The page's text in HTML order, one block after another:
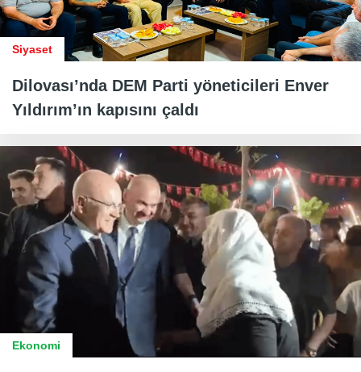
Siyaset
Dilovası’nda DEM Parti yöneticileri Enver
Yıldırım’ın kapısını çaldı
Ekonomi